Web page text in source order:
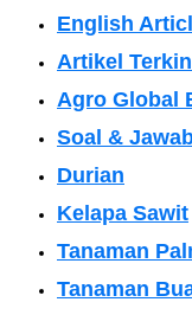
English
Artikel
Agro Global
Soal &
Durian
Kelapa Sawit
Tanaman
Tanaman